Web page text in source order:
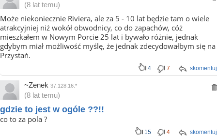
(8 lat temu)
Może niekoniecznie Riviera, ale za 5 - 10 lat będzie tam o wiele
atrakcyjniej niż wokół obwodnicy, co do zapachów, cóż
mieszkałem w Nowym Porcie 25 lat i bywało różnie, jednak
gdybym miał możliwość myślę, że jednak zdecydowałbym się na
Przystań.
skomentuj
4 7
~Zenek 37.128.16.*
(8 lat temu)
gdzie to jest w ogóle ??!!
co to za pola ?
skomentuj
15 4